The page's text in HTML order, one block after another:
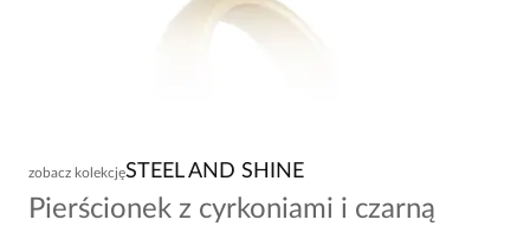
zobacz kolekcjęSTEEL AND SHINE
Pierścionek z cyrkoniami i czarną